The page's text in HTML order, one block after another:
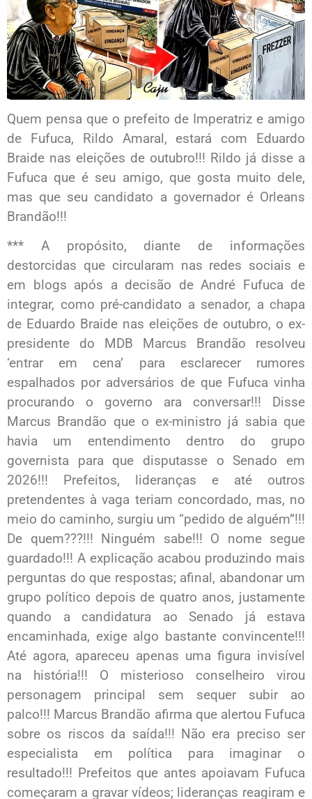
Quem pensa que o prefeito de Imperatriz e amigo
de Fufuca, Rildo Amaral, estará com Eduardo
Braide nas eleições de outubro!!! Rildo já disse a
Fufuca que é seu amigo, que gosta muito dele,
mas que seu candidato a governador é Orleans
Brandão!!!
*** A propósito, diante de informações
destorcidas que circularam nas redes sociais e
em blogs após a decisão de André Fufuca de
integrar, como pré-candidato a senador, a chapa
de Eduardo Braide nas eleições de outubro, o ex-
presidente do MDB Marcus Brandão resolveu
‘entrar em cena’ para esclarecer rumores
espalhados por adversários de que Fufuca vinha
procurando o governo ara conversar!!! Disse
Marcus Brandão que o ex-ministro já sabia que
havia um entendimento dentro do grupo
governista para que disputasse o Senado em
2026!!! Prefeitos, lideranças e até outros
pretendentes à vaga teriam concordado, mas, no
meio do caminho, surgiu um “pedido de alguém”!!!
De quem???!!! Ninguém sabe!!! O nome segue
guardado!!! A explicação acabou produzindo mais
perguntas do que respostas; afinal, abandonar um
grupo político depois de quatro anos, justamente
quando a candidatura ao Senado já estava
encaminhada, exige algo bastante convincente!!!
Até agora, apareceu apenas uma figura invisível
na história!!! O misterioso conselheiro virou
personagem principal sem sequer subir ao
palco!!! Marcus Brandão afirma que alertou Fufuca
sobre os riscos da saída!!! Não era preciso ser
especialista em política para imaginar o
resultado!!! Prefeitos que antes apoiavam Fufuca
começaram a gravar vídeos; lideranças reagiram e